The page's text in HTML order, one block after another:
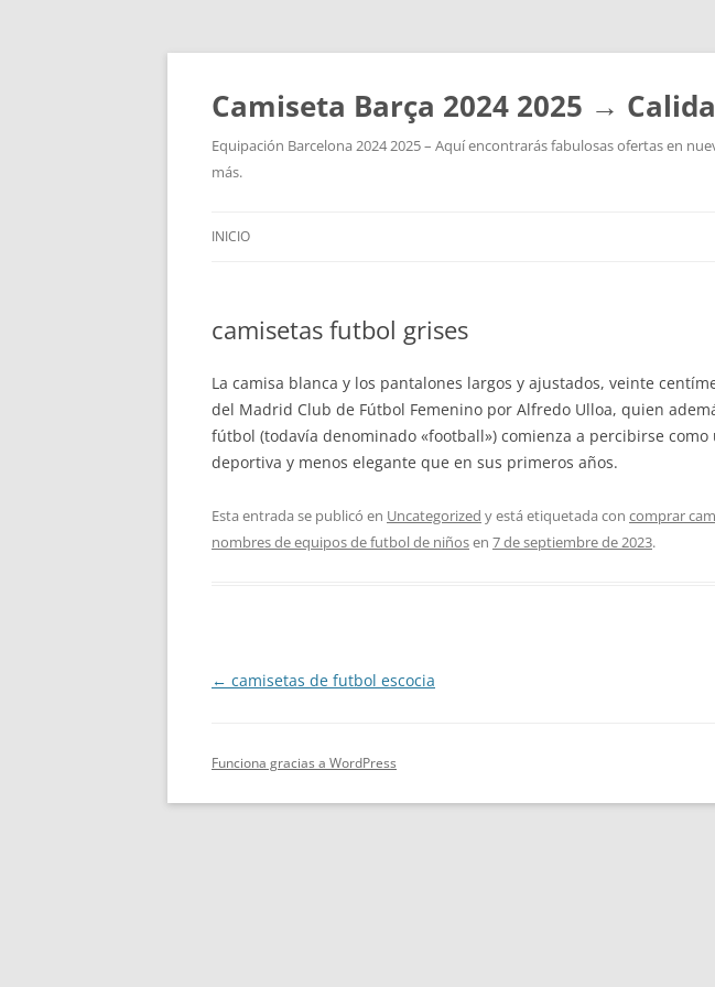
Camiseta Barça 2024 2025 →
Equipación Barcelona 2024 2025 – Aquí encontrarás fabulosas ofertas en
más.
INICIO
camisetas futbol grises
La camisa blanca y los pantalones largos y ajustados, veinte
del Madrid Club de Fútbol Femenino por Alfredo Ulloa, quien
fútbol (todavía denominado «football») comienza a percibirse
deportiva y menos elegante que en sus primeros años.
Esta entrada se publicó en Uncategorized y está etiquetada con comprar
nombres de equipos de futbol de niñosen 7 de septiembre de 2023.
Navegación
← camisetas de futbol escocia
Funciona gracias a WordPress